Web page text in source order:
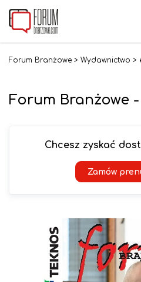
Forum Branżowe > Wydawnictwo >
Forum Branżowe -
Chcesz zyskać
Zamów